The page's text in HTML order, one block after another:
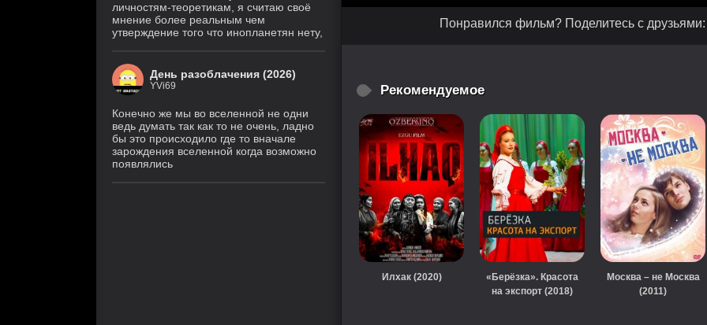
Понравился фильм? Поделитесь с друзьями:
Рекомендуемое
Илхак (2020)
«Берёзка». Красота
на экспорт (2018)
Москва – не Москва
(2011)
личностям-теоретикам, я считаю своё
мнение более реальным чем
утверждение того что инопланетян нету,
День разоблачения (2026)
YVi69
Конечно же мы во вселенной не одни
ведь думать так как то не очень, ладно
бы это происходило где то вначале
зарождения вселенной когда возможно
появлялись